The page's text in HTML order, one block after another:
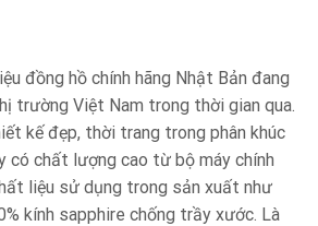
đồng hồ chính hãng Nhật Bản đang
trường Việt Nam trong thời gian qua.
kế đẹp, thời trang trong phân khúc
có chất lượng cao từ bộ máy chính
liệu sử dụng trong sản xuất như
kính sapphire chống trầy xước. Là